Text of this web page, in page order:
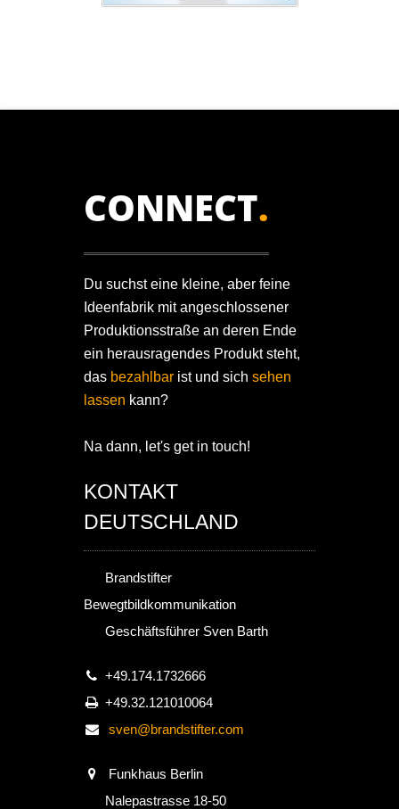
CONNECT.
Du suchst eine kleine, aber feine
Ideenfabrik mit angeschlossener
Produktionsstraße an deren Ende
ein herausragendes Produkt steht,
das bezahlbar ist und sich sehen
lassen kann?
Na dann, let's get in touch!
KONTAKT
DEUTSCHLAND
Brandstifter
Bewegtbildkommunikation
Geschäftsführer Sven Barth
+49.174.1732666
+49.32.121010064
sven@brandstifter.com
Funkhaus Berlin
Nalepastrasse 18-50